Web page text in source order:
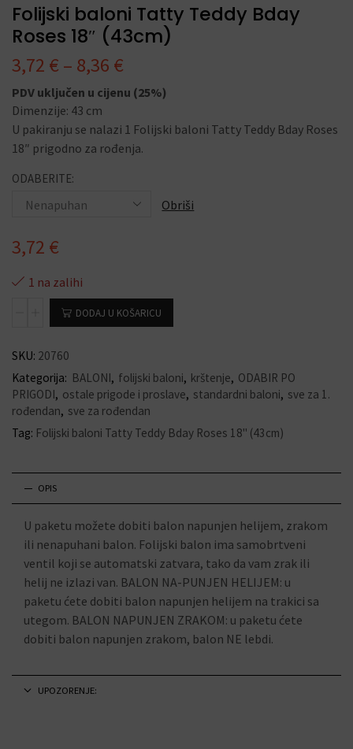
Folijski baloni Tatty Teddy Bday
Roses 18″ (43cm)
3,72 € – 8,36 €
PDV uključen u cijenu (25%)
Dimenzije: 43 cm
U pakiranju se nalazi 1 Folijski baloni Tatty Teddy Bday Roses
18″ prigodno za rođenja.
ODABERITE:
Obriši
3,72 €
1 na zalihi
DODAJ U KOŠARICU
SKU: 20760
Kategorija: BALONI, folijski baloni, krštenje, ODABIR PO
PRIGODI, ostale prigode i proslave, standardni baloni, sve za 1.
rođendan, sve za rođendan
Tag: Folijski baloni Tatty Teddy Bday Roses 18" (43cm)
OPIS
U paketu možete dobiti balon napunjen helijem, zrakom
ili nenapuhani balon. Folijski balon ima samobrtveni
ventil koji se automatski zatvara, tako da vam zrak ili
helij ne izlazi van. BALON NA-PUNJEN HELIJEM: u
paketu ćete dobiti balon napunjen helijem na trakici sa
utegom. BALON NAPUNJEN ZRAKOM: u paketu ćete
dobiti balon napunjen zrakom, balon NE lebdi.
UPOZORENJE: